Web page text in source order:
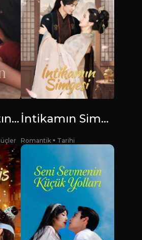
Maskenin Altında İntikamın Simgesi
Romantik Tarihi